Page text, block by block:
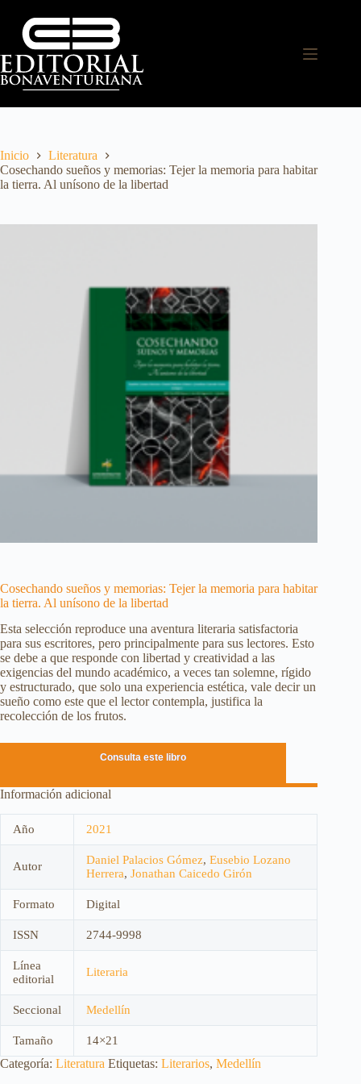
Inicio
Literatura
Cosechando sueños y memorias: Tejer la memoria para habitar
la tierra. Al unísono de la libertad
Cosechando sueños y memorias: Tejer la memoria para habitar
la tierra. Al unísono de la libertad
Esta selección reproduce una aventura literaria satisfactoria
para sus escritores, pero principalmente para sus lectores. Esto
se debe a que responde con libertad y creatividad a las
exigencias del mundo académico, a veces tan solemne, rígido
y estructurado, que solo una experiencia estética, vale decir un
sueño como este que el lector contempla, justifica la
recolección de los frutos.
Consulta este libro
Información adicional
Año 2021
Autor Daniel Palacios Gómez, Eusebio Lozano
Herrera, Jonathan Caicedo Girón
Formato Digital
ISSN 2744-9998
Línea
editorial
Literaria
Seccional Medellín
Tamaño 14×21
Categoría: Literatura Etiquetas: Literarios, Medellín